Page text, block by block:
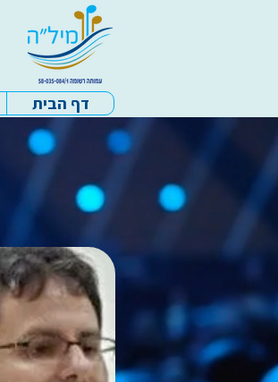
עמותת מיל"ה - דף הביתדף הבית